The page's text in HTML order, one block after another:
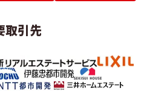
取引先